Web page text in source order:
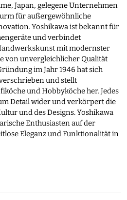
Japan, gelegene Unternehmen
für außergewöhnliche
Yoshikawa ist bekannt für
und verbindet
mit modernster
von unvergleichlicher Qualität
im Jahr 1946 hat sich
und stellt
und Hobbyköche her. Jedes
Detail wider und verkörpert die
und des Designs. Yoshikawa
Enthusiasten auf der
Eleganz und Funktionalität in